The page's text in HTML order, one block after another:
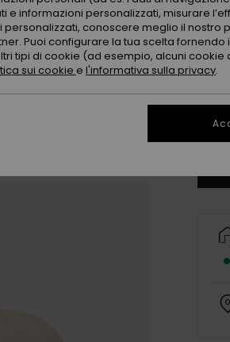
informazioni personalizzati, misurare
conoscere meglio il nostro
Puoi configurare la tua scelta fornendo
tipi di cookie (ad esempio, alcuni cookie
sui cookie e l'informativa sulla privacy.